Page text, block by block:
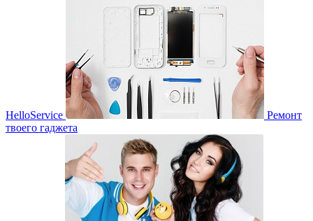
HelloService
Ремонт
твоего гаджета